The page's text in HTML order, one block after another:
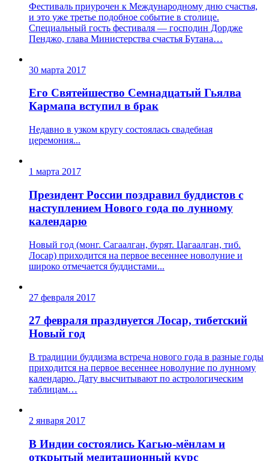
Фестиваль приурочен к Международному дню счастья,
и это уже третье подобное событие в столице.
Специальный гость фестиваля — господин Дордже
Пенджо, глава Министерства счастья Бутана…
30 марта 2017
Его Святейшество Семнадцатый Гьялва
Кармапа вступил в брак
Недавно в узком кругу состоялась свадебная
церемония...
1 марта 2017
Президент России поздравил буддистов с
наступлением Нового года по лунному
календарю
Новый год (монг. Сагаалган, бурят. Цагаалган, тиб.
Лосар) приходится на первое весеннее новолуние и
широко отмечается буддистами...
27 февраля 2017
27 февраля празднуется Лосар, тибетский
Новый год
В традиции буддизма встреча нового года в разные годы
приходится на первое весеннее новолуние по лунному
календарю. Дату высчитывают по астрологическим
таблицам…
2 января 2017
В Индии состоялись Кагью-мёнлам и
открытый медитационный курс